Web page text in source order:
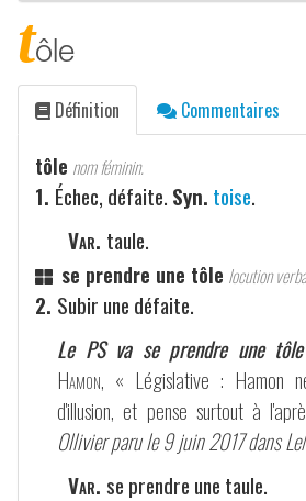
tôle
Définition Commentaires
tôle nom féminin.
1. Échec, défaite. Syn. toise.
Var. taule.
se prendre une tôle locution
2. Subir une défaite.
Le PS va se prendre une
Hamon, « Législative : Hamon
d'illusion, et pense surtout à
Ollivier paru le 9 juin 2017 dans
Var. se prendre une taule.